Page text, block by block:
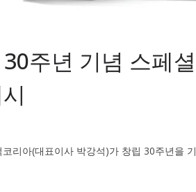
주년 기념 스페
리아(대표이사 박강석)가 창립 30주년을